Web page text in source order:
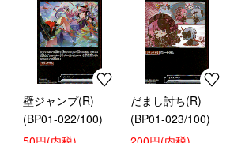
壁ジャンプ(R)
(BP01-022/100)
だまし討ち(R)
(BP01-023/100)